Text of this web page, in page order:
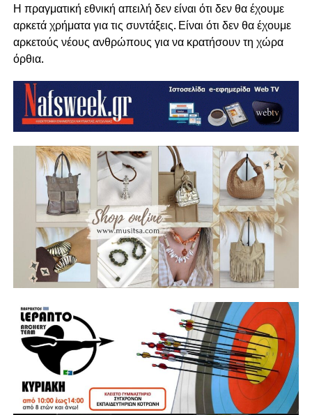
Η πραγματική εθνική απειλή δεν είναι ότι δεν θα έχουμε
αρκετά χρήματα για τις συντάξεις. Είναι ότι δεν θα έχουμε
αρκετούς νέους ανθρώπους για να κρατήσουν τη χώρα
όρθια.